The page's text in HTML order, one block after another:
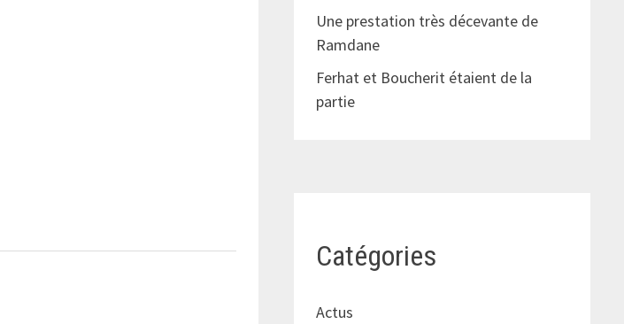
Une prestation très décevante de
Ramdane
Ferhat et Boucherit étaient de la
partie
Catégories
Actus